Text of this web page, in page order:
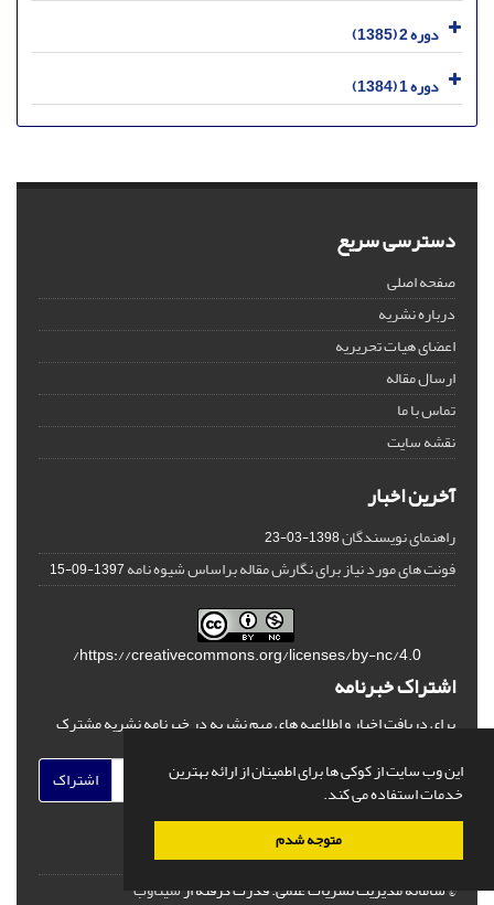
این وب سایت از کوکی ها برای اطمینان از ارائه بهترین
خدمات استفاده می کند.
متوجه شدم
دوره 2 (1385)
دوره 1 (1384)
دسترسی سریع
صفحه اصلی
درباره نشریه
اعضای هیات تحریریه
ارسال مقاله
تماس با ما
نقشه سایت
آخرین اخبار
راهنمای نویسندگان1398-03-23
فونت های مورد نیاز برای نگارش مقاله براساس شیوه نامه1397-09-15
https://creativecommons.org/licenses/by-nc/4.0/
اشتراک خبرنامه
برای دریافت اخبار و اطلاعیه های مهم نشریه در خبرنامه نشریه مشترک
اشتراک
© سامانه مدیریت نشریات علمی.قدرت گرفته ازسیناوب